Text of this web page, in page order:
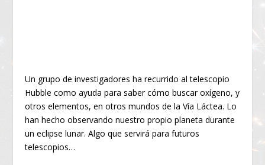
Un grupo de investigadores ha recurrido al telescopio
Hubble como ayuda para saber cómo buscar oxígeno, y
otros elementos, en otros mundos de la Vía Láctea. Lo
han hecho observando nuestro propio planeta durante
un eclipse lunar. Algo que servirá para futuros
telescopios…